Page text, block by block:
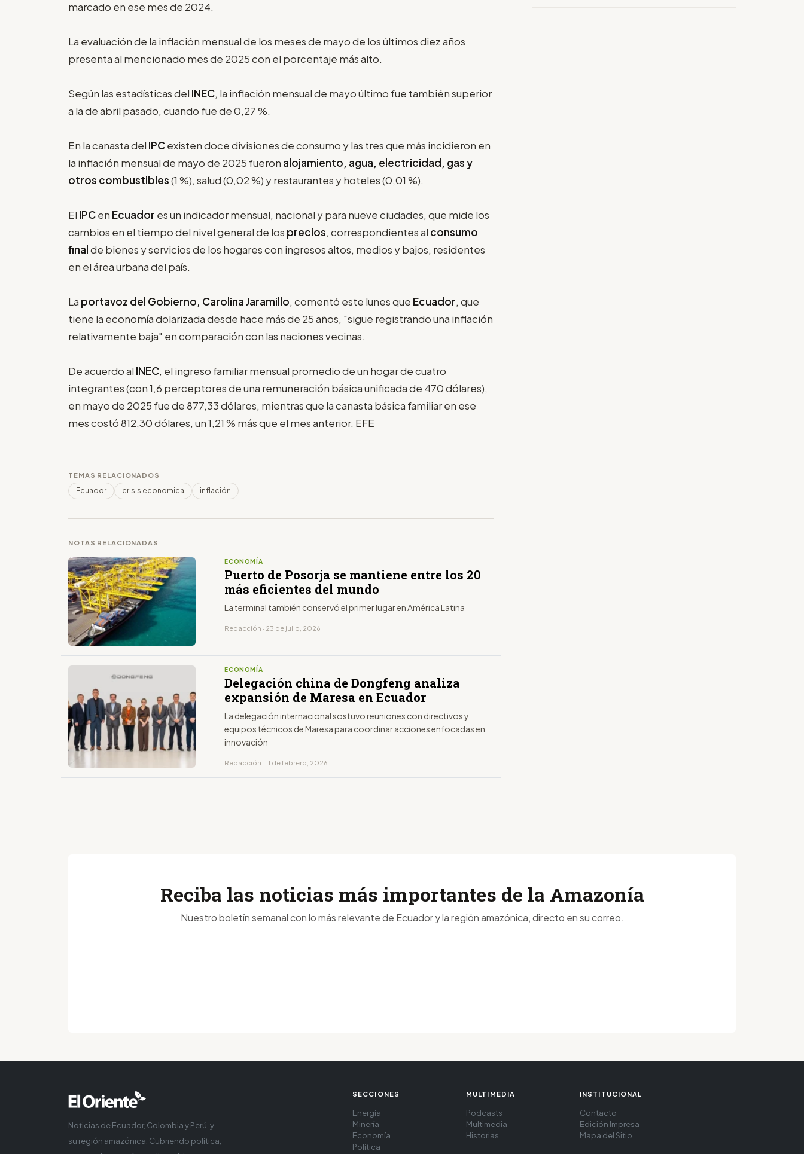
marcado en ese mes de 2024.
La evaluación de la inflación mensual de los meses de mayo de los últimos diez años
presenta al mencionado mes de 2025 con el porcentaje más alto.
Según las estadísticas del INEC, la inflación mensual de mayo último fue también superior
a la de abril pasado, cuando fue de 0,27 %.
En la canasta del IPCexisten doce divisiones de consumo y las tres que más incidieron en
la inflación mensual de mayo de 2025 fueron alojamiento, agua, electricidad, gas y
otros combustibles(1 %), salud (0,02 %) y restaurantes y hoteles (0,01 %).
El IPCen Ecuador es un indicador mensual, nacional y para nueve ciudades, que mide los
cambios en el tiempo del nivel general de los precios, correspondientes al consumo
finalde bienes y servicios de los hogares con ingresos altos, medios y bajos, residentes
en el área urbana del país.
La portavoz del Gobierno, Carolina Jaramillo, comentó este lunes que Ecuador, que
tiene la economía dolarizada desde hace más de 25 años, "sigue registrando una inflación
relativamente baja" en comparación con las naciones vecinas.
De acuerdo al INEC, el ingreso familiar mensual promedio de un hogar de cuatro
integrantes (con 1,6 perceptores de una remuneración básica unificada de 470 dólares),
en mayo de 2025 fue de 877,33 dólares, mientras que la canasta básica familiar en ese
mes costó 812,30 dólares, un 1,21 % más que el mes anterior. EFE
TEMAS RELACIONADOS
Ecuador crisis economica inflación
NOTAS RELACIONADAS
ECONOMÍA
Puerto de Posorja se mantiene entre los 20
más eficientes del mundo
La terminal también conservó el primer lugar en América Latina
Redacción · 23 de julio, 2026
ECONOMÍA
Delegación china de Dongfeng analiza
expansión de Maresa en Ecuador
La delegación internacional sostuvo reuniones con directivos y
equipos técnicos de Maresa para coordinar acciones enfocadas en
innovación
Redacción · 11 de febrero, 2026
Reciba las noticias más importantes de la Amazonía
Nuestro boletín semanal con lo más relevante de Ecuador y la región amazónica, directo en su correo.
Noticias de Ecuador, Colombia y Perú, y
su región amazónica. Cubriendo política,
SECCIONES
Energía
Minería
Economía
Política
MULTIMEDIA
Podcasts
Multimedia
Historias
INSTITUCIONAL
Contacto
Edición Impresa
Mapa del Sitio